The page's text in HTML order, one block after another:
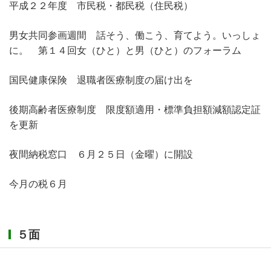
平成２２年度 市民税・都民税（住民税）
男女共同参画週間 話そう、働こう、育てよう。いっしょ
に。 第１４回女（ひと）と男（ひと）のフォーラム
国民健康保険 退職者医療制度の届け出を
後期高齢者医療制度 限度額適用・標準負担額減額認定証
を更新
夜間納税窓口 ６月２５日（金曜）に開設
今月の税６月
５面